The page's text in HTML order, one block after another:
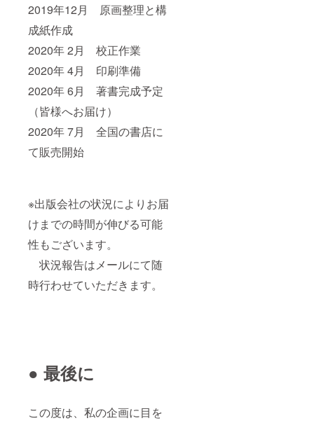
2019年12月 原画整理と構
成紙作成
2020年 2月 校正作業
2020年 4月 印刷準備
2020年 6月 著書完成予定
（皆様へお届け）
2020年 7月 全国の書店に
て販売開始
※出版会社の状況によりお届
けまでの時間が伸びる可能
性もございます。
状況報告はメールにて随
時行わせていただきます。
● 最後に
この度は、私の企画に目を